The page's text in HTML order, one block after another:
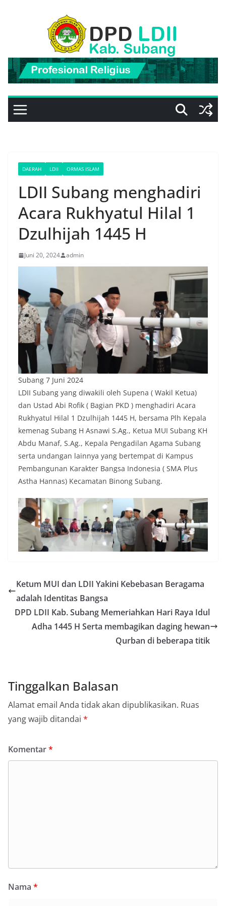
DAERAH LDII ORMAS ISLAM
LDII Subang menghadiri
Acara Rukhyatul Hilal 1
Dzulhijah 1445 H
Juni 20, 2024 admin
Subang 7 Juni 2024
LDII Subang yang diwakili oleh Supena ( Wakil Ketua)
dan Ustad Abi Rofik ( Bagian PKD ) menghadiri Acara
Rukhyatul Hilal 1 Dzulhijah 1445 H, bersama Plh Kepala
kemenag Subang H Asnawi S.Ag., Ketua MUI Subang KH
Abdu Manaf, S.Ag., Kepala Pengadilan Agama Subang
serta undangan lainnya yang bertempat di Kampus
Pembangunan Karakter Bangsa Indonesia ( SMA Plus
Astha Hannas) Kecamatan Binong Subang.
Ketum MUI dan LDII Yakini Kebebasan Beragama
adalah Identitas Bangsa
DPD LDII Kab. Subang Memeriahkan Hari Raya Idul
Adha 1445 H Serta membagikan daging hewan
Qurban di beberapa titik
Tinggalkan Balasan
Alamat email Anda tidak akan dipublikasikan. Ruas
yang wajib ditandai *
Komentar*
Nama *